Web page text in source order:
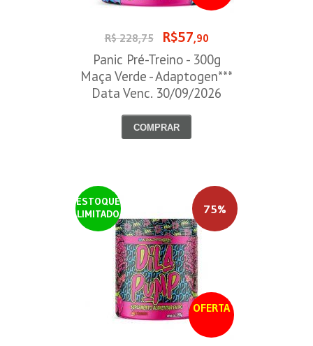
R$ 228,75 R$57,90
Panic Pré-Treino - 300g
Maça Verde - Adaptogen***
Data Venc. 30/09/2026
COMPRAR
ESTOQUE
LIMITADO
OFERTA
75%